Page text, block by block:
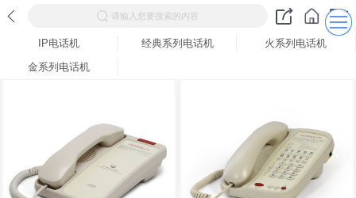
请输入您要搜索的内容
IP电话机 经典系列电话机
火系列电话机
金系列电话机